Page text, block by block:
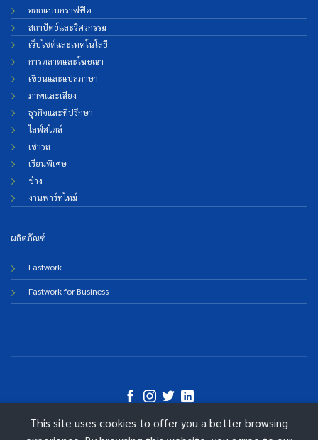
ออกแบบกราฟฟิค
สถาปัตย์และวิศวกรรม
เว็บไซต์และเทคโนโลยี
การตลาดและโฆษณา
เขียนและแปลภาษา
ภาพและเสียง
ธุรกิจและที่ปรึกษา
ไลฟ์สไตล์
เช่ารถ
เรียนพิเศษ
ช่าง
งานพาร์ทไทม์
ผลิตภัณฑ์
Fastwork
Fastwork for Business
©
This site uses cookies to offer you a better browsing